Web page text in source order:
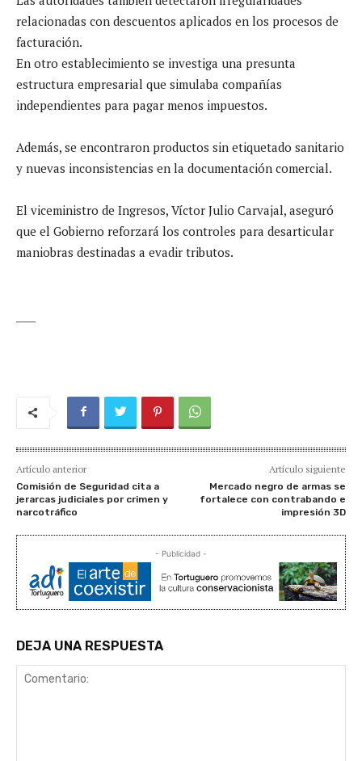
relacionadas con descuentos aplicados en los procesos de
facturación.
En otro establecimiento se investiga una presunta
estructura empresarial que simulaba compañías
independientes para pagar menos impuestos.
Además, se encontraron productos sin etiquetado sanitario
y nuevas inconsistencias en la documentación comercial.
El viceministro de Ingresos, Víctor Julio Carvajal, aseguró
que el Gobierno reforzará los controles para desarticular
maniobras destinadas a evadir tributos.
Artículo anterior
Comisión de Seguridad cita a
jerarcas judiciales por crimen y
narcotráfico
Artículo siguiente
Mercado negro de armas se
fortalece con contrabando e
impresión 3D
- Publicidad -
DEJA UNA RESPUESTA